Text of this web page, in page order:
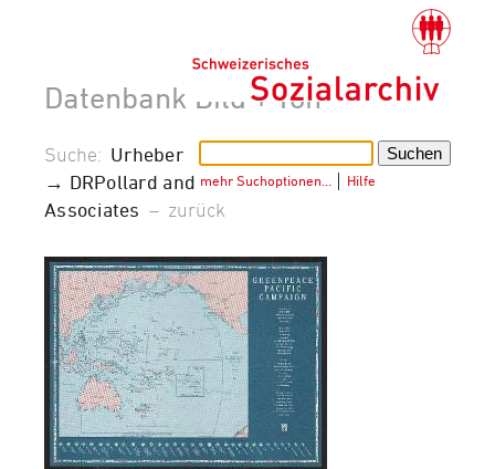
Datenbank Bild + Ton
mehr Suchoptionen… Hilfe
Suche: Urheber
→ DRPollard and
Associates – zurück